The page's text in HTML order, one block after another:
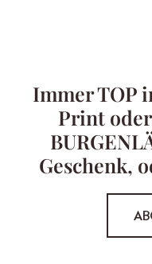
Immer TOP
Print
Geschenk,